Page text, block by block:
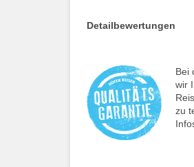
Detailbewertungen
Bei
wir
zu